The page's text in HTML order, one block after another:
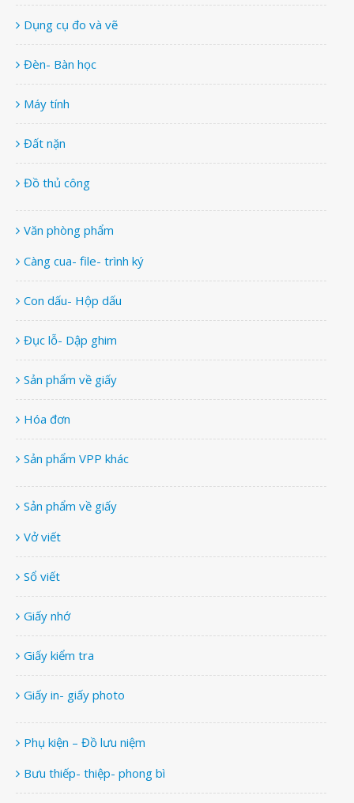
Dụng cụ đo và vẽ
Đèn- Bàn học
Máy tính
Đất nặn
Đồ thủ công
Văn phòng phẩm
Càng cua- file- trình ký
Con dấu- Hộp dấu
Đục lỗ- Dập ghim
Sản phẩm về giấy
Hóa đơn
Sản phẩm VPP khác
Sản phẩm về giấy
Vở viết
Sổ viết
Giấy nhớ
Giấy kiểm tra
Giấy in- giấy photo
Phụ kiện – Đồ lưu niệm
Bưu thiếp- thiệp- phong bì